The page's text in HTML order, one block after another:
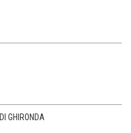
GHIRONDA